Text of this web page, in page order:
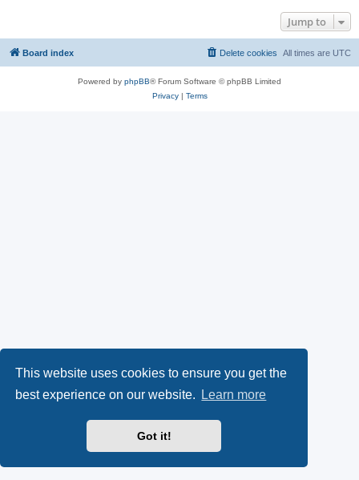
This website uses cookies to ensure you get the
best experience on our website.
Learn more
Got it!
Jump to
Board index All times are UTC
Delete cookies
Powered by phpBB® Forum Software © phpBB Limited
Privacy| Terms